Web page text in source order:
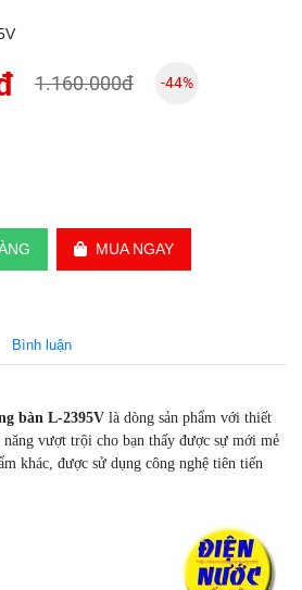
1.160.000đ -44%
MUA NGAY
Bình luận
bàn L-2395V là dòng sản phẩm với thiết
vượt trội cho bạn thấy được sự mới mẻ
khác, được sử dụng công nghệ tiên tiến